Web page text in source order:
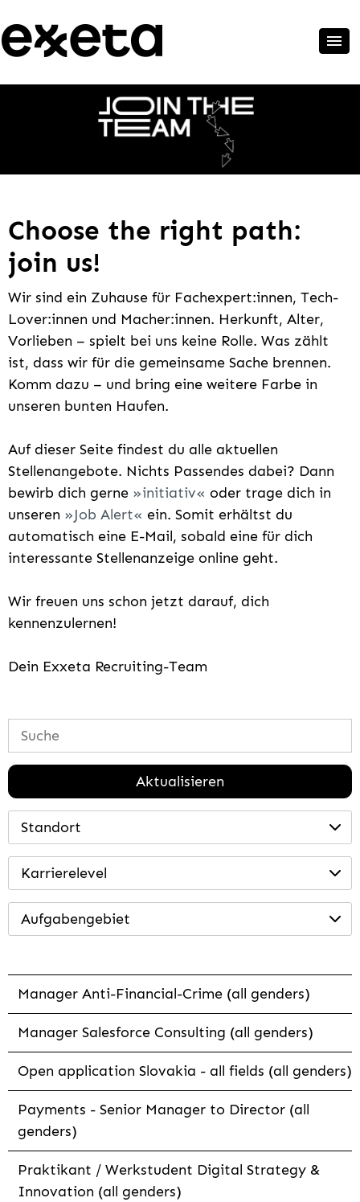
Choose the right path:
join us!
Wir sind ein Zuhause für Fachexpert:innen, Tech-
Lover:innen und Macher:innen. Herkunft, Alter,
Vorlieben – spielt bei uns keine Rolle. Was zählt
ist, dass wir für die gemeinsame Sache brennen.
Komm dazu – und bring eine weitere Farbe in
unseren bunten Haufen.
Auf dieser Seite findest du alle aktuellen
Stellenangebote. Nichts Passendes dabei? Dann
bewirb dich gerne
initiativ
oder trage dich in
unseren
Job Alert
ein. Somit erhältst du
automatisch eine E-Mail, sobald eine für dich
interessante Stellenanzeige online geht.
Wir freuen uns schon jetzt darauf, dich
kennenzulernen!
Dein Exxeta Recruiting-Team
Aktualisieren
Standort
Karrierelevel
Aufgabengebiet
Manager Anti-Financial-Crime (all genders)
Manager Salesforce Consulting (all genders)
Open application Slovakia - all fields (all genders)
Payments - Senior Manager to Director (all
genders)
Praktikant / Werkstudent Digital Strategy &
Innovation (all genders)